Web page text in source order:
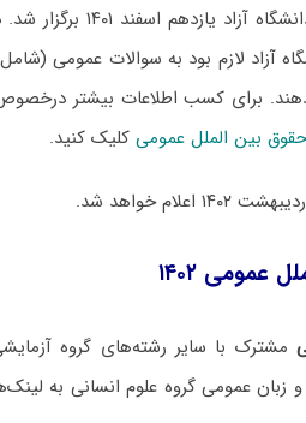
، آزمون دکتری ۱۴۰۲ سراسری و
آزاد لازم بود به سوالات عمومی
برای کسب اطلاعات بیشتر
بین الملل عمومیکلیک کنید.
اعلام خواهد شد.
۱۴۰۲
مشترک با سایر رشته‌های گروه
عمومی گروه علوم انسانی به